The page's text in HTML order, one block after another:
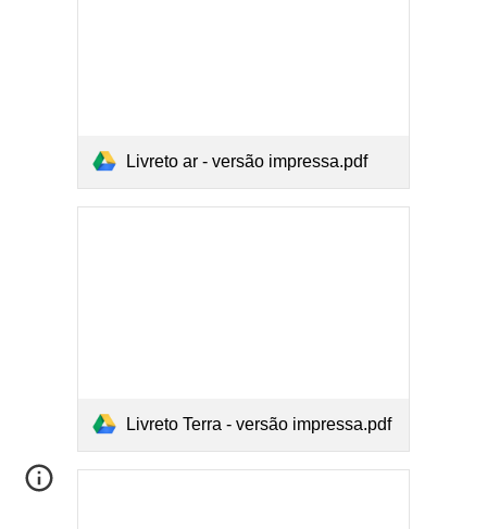
Livreto ar - versão impressa.pdf
Livreto Terra - versão impressa.pdf